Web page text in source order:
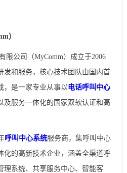
）
限公司（MyComm）成立于2006
发和服务，核心技术团队由国内首
，是一家专业从事以电话呼叫中心
及服务一体化的国家双软认证和高
呼叫中心系统服务商，集呼叫中心
化的高新技术企业，涵盖全渠道呼
理系统、共享服务中心、智能客